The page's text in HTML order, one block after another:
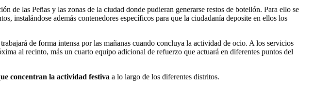
de las Peñas y las zonas de la ciudad donde pudieran generarse restos de botellón. Para ello se
instalándose además contenedores específicos para que la ciudadanía deposite en ellos los
de forma intensa por las mañanas cuando concluya la actividad de ocio. A los servicios
al recinto, más un cuarto equipo adicional de refuerzo que actuará en diferentes puntos del
concentran la actividad festiva a lo largo de los diferentes distritos.